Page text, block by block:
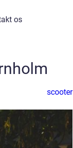
os
scooter